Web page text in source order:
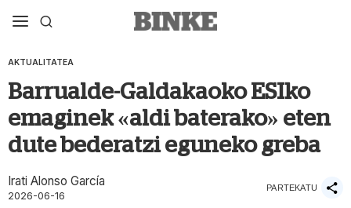
AKTUALITATEA
Barrualde-Galdakaoko ESIko
emaginek «aldi baterako» eten
dute bederatzi eguneko greba
Irati Alonso García
2026-06-16
PARTEKATU